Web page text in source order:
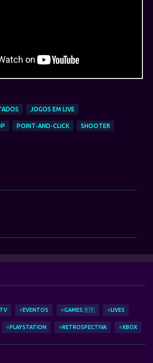
JOGOS EM LIVE
POINT-AND-CLICK
SHOOTER
TV ⭐EVENTOS ⭐GAMES 🇧🇷 ⭐LIVES
⭐PLAYSTATION ⭐RETROSPECTIVA ⭐XBOX